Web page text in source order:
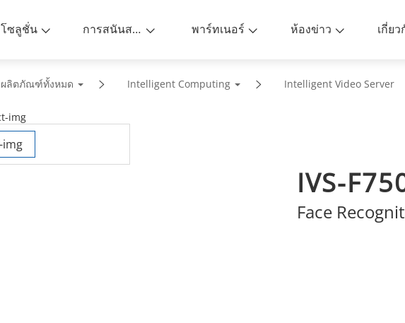
โซลูชั่น การสนันสนุน พาร์ทเนอร์ ห้องข่าว เกี่ยว
ผลิตภัณฑ์ทั้งหมด Intelligent Computing Intelligent Video Server
IVS-
Face